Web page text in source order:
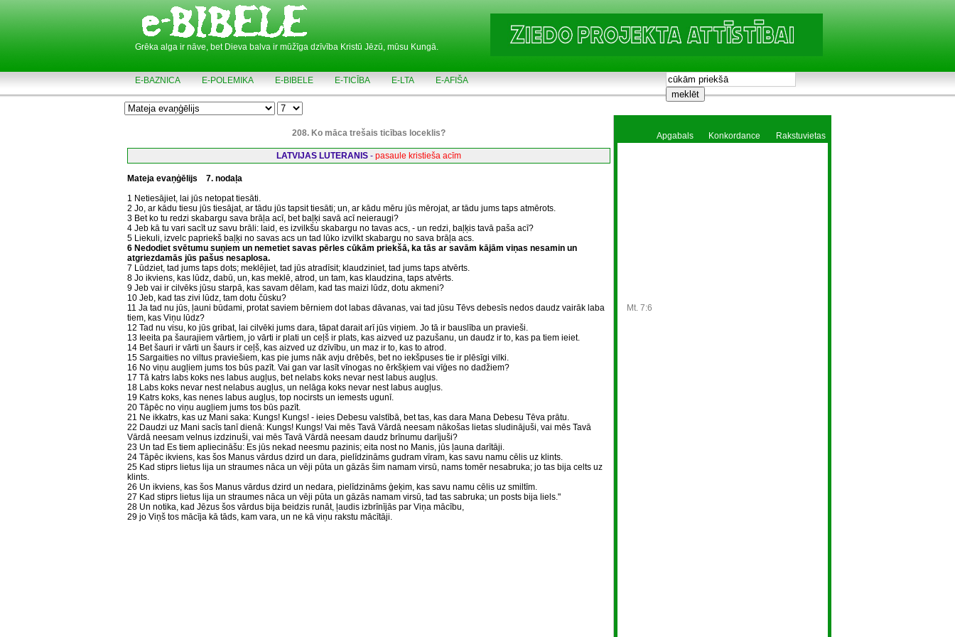
Grēka alga ir nāve, bet Dieva balva ir mūžīga dzīvība Kristū Jēzū, mūsu Kungā.
E-BAZNICA E-POLEMIKA E-BIBELE E-TICĪBA E-LTA E-AFIŠA
208. Ko māca trešais ticības loceklis?
LATVIJAS LUTERANIS- pasaule kristieša acīm
Mateja evaņģēlijs
7. nodaļa
1 Netiesājiet, lai jūs netopat tiesāti.
2 Jo, ar kādu tiesu jūs tiesājat, ar tādu jūs tapsit tiesāti; un, ar kādu mēru jūs mērojat, ar tādu jums taps atmērots.
3 Bet ko tu redzi skabargu sava brāļa acī, bet baļķi savā acī neieraugi?
4 Jeb kā tu vari sacīt uz savu brāli: laid, es izvilkšu skabargu no tavas acs, - un redzi, baļķis tavā paša acī?
5 Liekuli, izvelc papriekš baļķi no savas acs un tad lūko izvilkt skabargu no sava brāļa acs.
6 Nedodiet svētumu suņiem un nemetiet savas pērles cūkām priekšā, ka tās ar savām kājām viņas nesamin un
atgriezdamās jūs pašus nesaplosa.
7 Lūdziet, tad jums taps dots; meklējiet, tad jūs atradīsit; klaudziniet, tad jums taps atvērts.
8 Jo ikviens, kas lūdz, dabū, un, kas meklē, atrod, un tam, kas klaudzina, taps atvērts.
9 Jeb vai ir cilvēks jūsu starpā, kas savam dēlam, kad tas maizi lūdz, dotu akmeni?
10 Jeb, kad tas zivi lūdz, tam dotu čūsku?
11 Ja tad nu jūs, ļauni būdami, protat saviem bērniem dot labas dāvanas, vai tad jūsu Tēvs debesīs nedos daudz vairāk laba
tiem, kas Viņu lūdz?
12 Tad nu visu, ko jūs gribat, lai cilvēki jums dara, tāpat darait arī jūs viņiem. Jo tā ir bauslība un pravieši.
13 Ieeita pa šaurajiem vārtiem, jo vārti ir plati un ceļš ir plats, kas aizved uz pazušanu, un daudz ir to, kas pa tiem ieiet.
14 Bet šauri ir vārti un šaurs ir ceļš, kas aizved uz dzīvību, un maz ir to, kas to atrod.
15 Sargaities no viltus praviešiem, kas pie jums nāk avju drēbēs, bet no iekšpuses tie ir plēsīgi vilki.
16 No viņu augļiem jums tos būs pazīt. Vai gan var lasīt vīnogas no ērkšķiem vai vīģes no dadžiem?
17 Tā katrs labs koks nes labus augļus, bet nelabs koks nevar nest labus augļus.
18 Labs koks nevar nest nelabus augļus, un nelāga koks nevar nest labus augļus.
19 Katrs koks, kas nenes labus augļus, top nocirsts un iemests ugunī.
20 Tāpēc no viņu augļiem jums tos būs pazīt.
21 Ne ikkatrs, kas uz Mani saka: Kungs! Kungs! - ieies Debesu valstībā, bet tas, kas dara Mana Debesu Tēva prātu.
22 Daudzi uz Mani sacīs tanī dienā: Kungs! Kungs! Vai mēs Tavā Vārdā neesam nākošas lietas sludinājuši, vai mēs Tavā
Vārdā neesam velnus izdzinuši, vai mēs Tavā Vārdā neesam daudz brīnumu darījuši?
23 Un tad Es tiem apliecināšu: Es jūs nekad neesmu pazinis; eita nost no Manis, jūs ļauna darītāji.
24 Tāpēc ikviens, kas šos Manus vārdus dzird un dara, pielīdzināms gudram vīram, kas savu namu cēlis uz klints.
25 Kad stiprs lietus lija un straumes nāca un vēji pūta un gāzās šim namam virsū, nams tomēr nesabruka; jo tas bija celts uz
klints.
26 Un ikviens, kas šos Manus vārdus dzird un nedara, pielīdzināms ģeķim, kas savu namu cēlis uz smiltīm.
27 Kad stiprs lietus lija un straumes nāca un vēji pūta un gāzās namam virsū, tad tas sabruka; un posts bija liels."
28 Un notika, kad Jēzus šos vārdus bija beidzis runāt, ļaudis izbrīnījās par Viņa mācību,
29 jo Viņš tos mācīja kā tāds, kam vara, un ne kā viņu rakstu mācītāji.
Apgabals Konkordance Rakstuvietas
Mt. 7:6